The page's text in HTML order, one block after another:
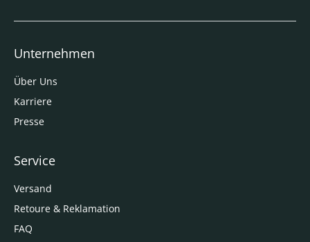
Unternehmen
Über Uns
Karriere
Presse
Service
Versand
Retoure & Reklamation
FAQ